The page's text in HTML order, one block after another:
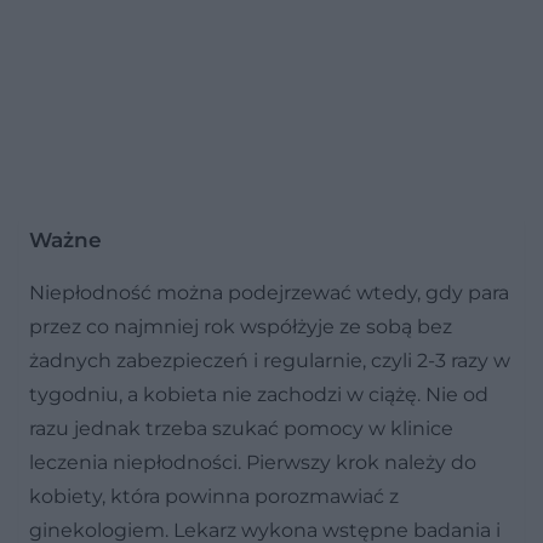
Ważne
Niepłodność można podejrzewać wtedy, gdy para
przez co najmniej rok współżyje ze sobą bez
żadnych zabezpieczeń i regularnie, czyli 2-3 razy w
tygodniu, a kobieta nie zachodzi w ciążę. Nie od
razu jednak trzeba szukać pomocy w klinice
leczenia niepłodności. Pierwszy krok należy do
kobiety, która powinna porozmawiać z
ginekologiem. Lekarz wykona wstępne badania i